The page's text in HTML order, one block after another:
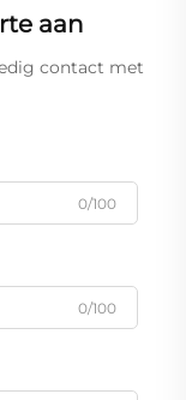
aan
contact met
0/100
0/100